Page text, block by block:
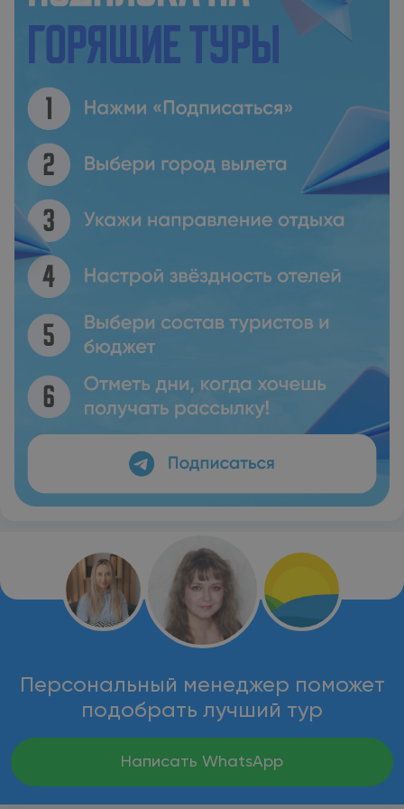
Персональный менеджер поможет
подобрать лучший тур
Написать WhatsApp